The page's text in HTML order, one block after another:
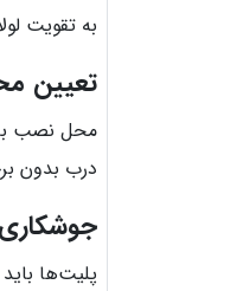
به تقویت
تعیین
درب بدون
جوشکاری
پلیت‌ها